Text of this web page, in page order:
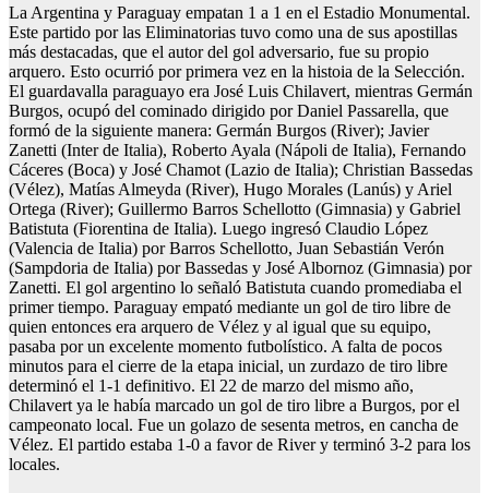
La Argentina y Paraguay empatan 1 a 1 en el Estadio Monumental.
Este partido por las Eliminatorias tuvo como una de sus apostillas
más destacadas, que el autor del gol adversario, fue su propio
arquero. Esto ocurrió por primera vez en la histoia de la Selección.
El guardavalla paraguayo era José Luis Chilavert, mientras Germán
Burgos, ocupó del cominado dirigido por Daniel Passarella, que
formó de la siguiente manera: Germán Burgos (River); Javier
Zanetti (Inter de Italia), Roberto Ayala (Nápoli de Italia), Fernando
Cáceres (Boca) y José Chamot (Lazio de Italia); Christian Bassedas
(Vélez), Matías Almeyda (River), Hugo Morales (Lanús) y Ariel
Ortega (River); Guillermo Barros Schellotto (Gimnasia) y Gabriel
Batistuta (Fiorentina de Italia). Luego ingresó Claudio López
(Valencia de Italia) por Barros Schellotto, Juan Sebastián Verón
(Sampdoria de Italia) por Bassedas y José Albornoz (Gimnasia) por
Zanetti. El gol argentino lo señaló Batistuta cuando promediaba el
primer tiempo. Paraguay empató mediante un gol de tiro libre de
quien entonces era arquero de Vélez y al igual que su equipo,
pasaba por un excelente momento futbolístico. A falta de pocos
minutos para el cierre de la etapa inicial, un zurdazo de tiro libre
determinó el 1-1 definitivo. El 22 de marzo del mismo año,
Chilavert ya le había marcado un gol de tiro libre a Burgos, por el
campeonato local. Fue un golazo de sesenta metros, en cancha de
Vélez. El partido estaba 1-0 a favor de River y terminó 3-2 para los
locales.